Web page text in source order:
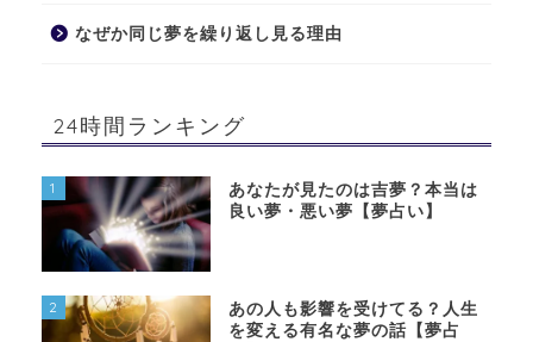
なぜか同じ夢を繰り返し見る理由
24時間ランキング
1
あなたが見たのは吉夢？本当は
良い夢・悪い夢【夢占い】
2
あの人も影響を受けてる？人生
を変える有名な夢の話【夢占